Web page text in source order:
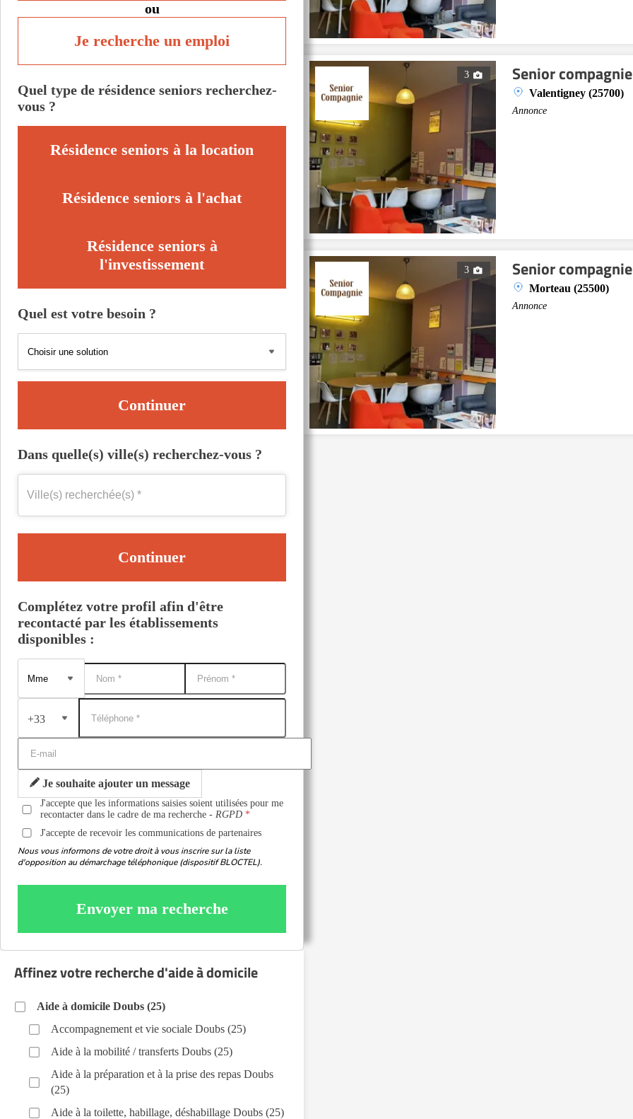
3 Senior
Valentigney (25700)
Annonce
3 Senior
Morteau (25500)
Annonce
ou
Je recherche un emploi
Quel type de résidence seniors recherchez-
vous ?
Résidence seniors à la location
Résidence seniors à l'achat
Résidence seniors à
l'investissement
Quel est votre besoin ?
Continuer
Dans quelle(s) ville(s) recherchez-vous ?
Continuer
Complétez votre profil afin d'être
recontacté par les établissements
disponibles :
+33
Je souhaite ajouter un message
J'accepte que les informations saisies soient utilisées pour me
recontacter dans le cadre de ma recherche -RGPD
J'accepte de recevoir les communications de partenaires
Nous vous informons de votre droit à vous inscrire sur la liste
d'opposition au démarchage téléphonique (dispositif BLOCTEL).
Envoyer ma recherche
Affinez votre recherche d'aide à domicile
Aide à domicile Doubs (25)
Accompagnement et vie sociale Doubs (25)
Aide à la mobilité / transferts Doubs (25)
Aide à la préparation et à la prise des repas Doubs
(25)
Aide à la toilette, habillage, déshabillage Doubs (25)